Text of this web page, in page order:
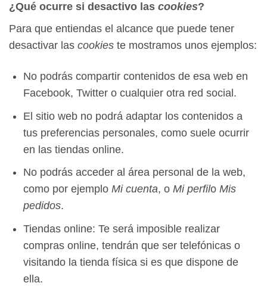
¿Qué ocurre si desactivo las cookies?
Para que entiendas el alcance que puede tener
desactivar las cookies te mostramos unos ejemplos:
No podrás compartir contenidos de esa web en
Facebook, Twitter o cualquier otra red social.
El sitio web no podrá adaptar los contenidos a
tus preferencias personales, como suele ocurrir
en las tiendas online.
No podrás acceder al área personal de la web,
como por ejemplo Mi cuenta, o Mi perfilo Mis
pedidos.
Tiendas online: Te será imposible realizar
compras online, tendrán que ser telefónicas o
visitando la tienda física si es que dispone de
ella.